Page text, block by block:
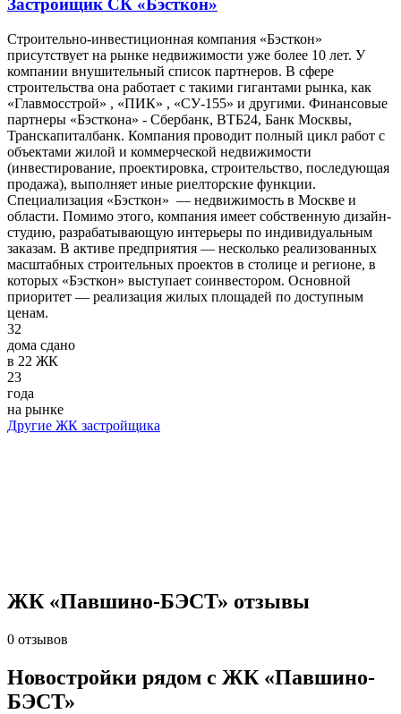
Застройщик СК «Бэсткон»
Строительно-инвестиционная компания «Бэсткон»
присутствует на рынке недвижимости уже более 10 лет. У
компании внушительный список партнеров. В сфере
строительства она работает с такими гигантами рынка, как
«Главмосстрой» , «ПИК» , «СУ-155» и другими. Финансовые
партнеры «Бэсткона» - Сбербанк, ВТБ24, Банк Москвы,
Транскапиталбанк. Компания проводит полный цикл работ с
объектами жилой и коммерческой недвижимости
(инвестирование, проектировка, строительство, последующая
продажа), выполняет иные риелторские функции.
Специализация «Бэсткон» — недвижимость в Москве и
области. Помимо этого, компания имеет собственную дизайн-
студию, разрабатывающую интерьеры по индивидуальным
заказам. В активе предприятия — несколько реализованных
масштабных строительных проектов в столице и регионе, в
которых «Бэсткон» выступает соинвестором. Основной
приоритет — реализация жилых площадей по доступным
ценам.
32
дома сдано
в 22 ЖК
23
года
на рынке
Другие ЖК застройщика
ЖК «Павшино-БЭСТ» отзывы
0 отзывов
Новостройки рядом с ЖК «Павшино-
БЭСТ»